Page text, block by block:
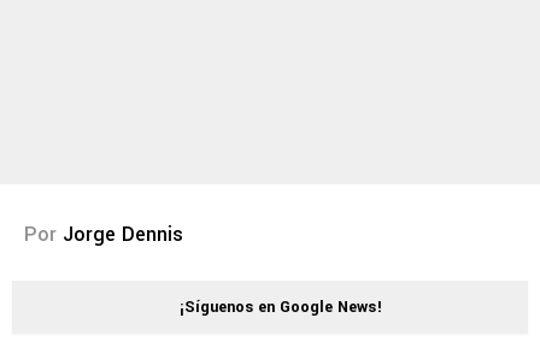
Por Jorge Dennis
¡Síguenos en Google News!